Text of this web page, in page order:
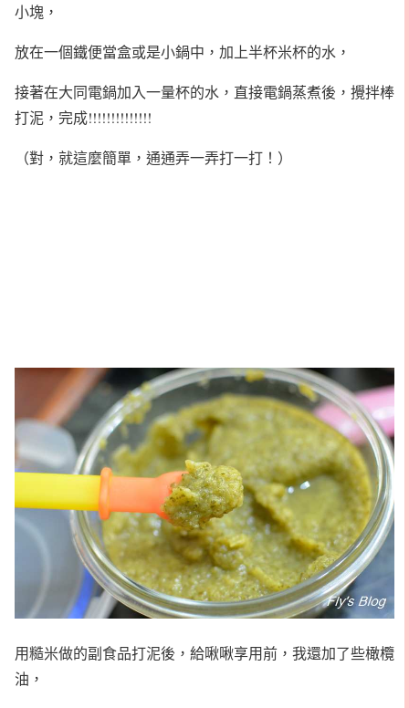
小塊，
放在一個鐵便當盒或是小鍋中，加上半杯米杯的水，
接著在大同電鍋加入一量杯的水，直接電鍋蒸煮後，攪拌棒
打泥，完成!!!!!!!!!!!!!!
（對，就這麼簡單，通通弄一弄打一打！）
用糙米做的副食品打泥後，給啾啾享用前，我還加了些橄欖
油，